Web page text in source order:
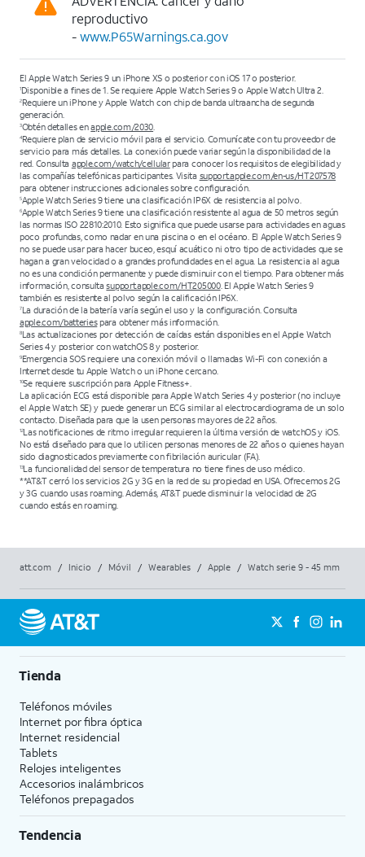
reproductivo
-www.P65Warnings.ca.gov
El Apple Watch Series 9 un iPhone XS o posterior con iOS 17 o posterior.
1Disponible a fines de 1. Se requiere Apple Watch Series 9 o Apple Watch Ultra 2.
2Requiere un iPhone y Apple Watch con chip de banda ultraancha de segunda
generación.
3Obtén detalles enapple.com/2030.
4Requiere plan de servicio móvil para el servicio. Comunícate con tu proveedor de
servicio para más detalles. La conexión puede variar según la disponibilidad de la
red. Consulta apple.com/watch/cellularpara conocer los requisitos de elegibilidad y
las compañías telefónicas participantes. Visita support.apple.com/en-us/HT207578
para obtener instrucciones adicionales sobre configuración.
5Apple Watch Series 9 tiene una clasificación IP6X de resistencia al polvo.
6Apple Watch Series 9 tiene una clasificación resistente al agua de 50 metros según
las normas ISO 22810:2010. Esto significa que puede usarse para actividades en aguas
poco profundas, como nadar en una piscina o en el océano. El Apple Watch Series 9
no se puede usar para hacer buceo, esquí acuático ni otro tipo de actividades que se
hagan a gran velocidad o a grandes profundidades en el agua. La resistencia al agua
no es una condición permanente y puede disminuir con el tiempo. Para obtener más
información, consultasupport.apple.com/HT205000. El Apple Watch Series 9
también es resistente al polvo según la calificación IP6X.
7La duración de la batería varía según el uso y la configuración. Consulta
apple.com/batteriespara obtener más información.
8Las actualizaciones por detección de caídas están disponibles en el Apple Watch
Series 4 y posterior con watchOS 8 y posterior.
9Emergencia SOS requiere una conexión móvil o llamadas Wi-Fi con conexión a
Internet desde tu Apple Watch o un iPhone cercano.
10Se requiere suscripción para Apple Fitness+.
La aplicación ECG está disponible para Apple Watch Series 4 y posterior (no incluye
el Apple Watch SE) y puede generar un ECG similar al electrocardiograma de un solo
contacto. Diseñada para que la usen personas mayores de 22 años.
12Las notificaciones de ritmo irregular requieren la última versión de watchOS y iOS.
No está diseñado para que lo utilicen personas menores de 22 años o quienes hayan
sido diagnosticados previamente con fibrilación auricular (FA).
13La funcionalidad del sensor de temperatura no tiene fines de uso médico.
**AT&T cerró los servicios 2G y 3G en la red de su propiedad en USA. Ofrecemos 2G
y 3G cuando usas roaming. Además, AT&T puede disminuir la velocidad de 2G
cuando estás en roaming.
att.com / Inicio / Móvil / Wearables / Apple / Watch serie 9 - 45 mm
Tienda
Teléfonos móviles
Internet por fibra óptica
Internet residencial
Tablets
Relojes inteligentes
Accesorios inalámbricos
Teléfonos prepagados
Tendencia